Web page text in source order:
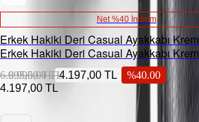
Net %40 İndirim
Erkek Hakiki Deri Casual Ayakkabı Krem
Erkek Hakiki Deri Casual Ayakkabı Krem
6.995,00 TL 4.197,00 TL %40.00
4.197,00 TL
6.995,00 TL